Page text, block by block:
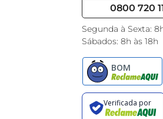
0800 720
Segunda à Sexta:
Sábados: 8h às 18h